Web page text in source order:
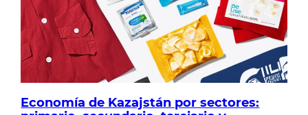
DE
LIBIA
Economía de Kazajstán por sectores: